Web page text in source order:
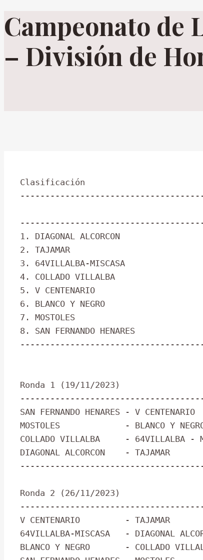
Campeonato de
– División de
Clasificación
1. DIAGONAL ALCORCON
2. TAJAMAR
3. 64VILLALBA-MISCASA
4. COLLADO VILLALBA
5. V CENTENARIO
6. BLANCO Y NEGRO
7. MOSTOLES
8. SAN FERNANDO HENARES
Ronda 1 (19/11/2023)
SAN FERNANDO HENARES - V
MOSTOLES             - BLANCO Y
COLLADO VILLALBA     - 64VILLALBA -
DIAGONAL ALCORCON    -
Ronda 2 (26/11/2023)
V CENTENARIO         - TAJAMAR
64VILLALBA-MISCASA   - DIAGONAL
BLANCO Y NEGRO       - COLLADO